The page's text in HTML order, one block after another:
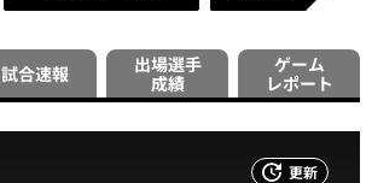
試合速報
出場選手
成績
ゲーム
レポート
更新